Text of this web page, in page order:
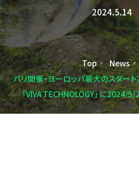
2024.5.14
Top
News
パリ開催・ヨーロッパ最大のスタート
「VIVA TECHNOLOGY」 に2024/